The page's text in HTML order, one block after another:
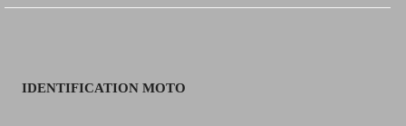
IDENTIFICATION MOTO